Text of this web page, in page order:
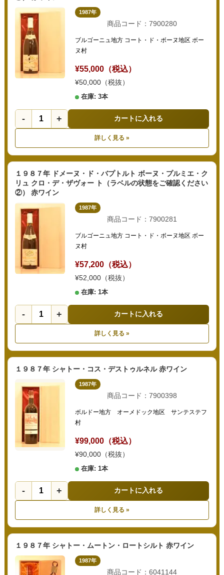
1987年
商品コード：7900280
ブルゴーニュ地方 コート・ド・ボーヌ地区 ボー
ヌ村
¥55,000（税込）
¥50,000（税抜）
在庫: 3本
- + カートに入れる
詳しく見る »
１９８７年 ドメーヌ・ド・バプトルト ボーヌ・プルミエ・ク
リュ クロ・デ・ザヴォー ト（ラベルの状態をご確認ください
②） 赤ワイン
1987年
商品コード：7900281
ブルゴーニュ地方 コート・ド・ボーヌ地区 ボー
ヌ村
¥57,200（税込）
¥52,000（税抜）
在庫: 1本
- + カートに入れる
詳しく見る »
１９８７年 シャトー・コス・デストゥルネル 赤ワイン
1987年
商品コード：7900398
ボルドー地方 オーメドック地区 サンテステフ
村
¥99,000（税込）
¥90,000（税抜）
在庫: 1本
- + カートに入れる
詳しく見る »
１９８７年 シャトー・ムートン・ロートシルト 赤ワイン
1987年
商品コード：6041144